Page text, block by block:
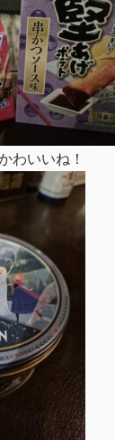
わいいね！